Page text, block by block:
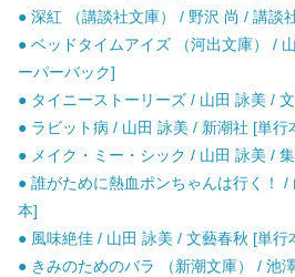
● 深紅 （講談社文庫） / 野沢 尚 / 講談
● ベッドタイムアイズ （河出文庫） /
ーパーバック]
● タイニーストーリーズ / 山田 詠美 /
● ラビット病 / 山田 詠美 / 新潮社 [単行
● メイク・ミー・シック / 山田 詠美 /
● 誰がために熱血ポンちゃんは行く！
本]
● 風味絶佳 / 山田 詠美 / 文藝春秋 [単行
● きみのためのバラ （新潮文庫） / 池